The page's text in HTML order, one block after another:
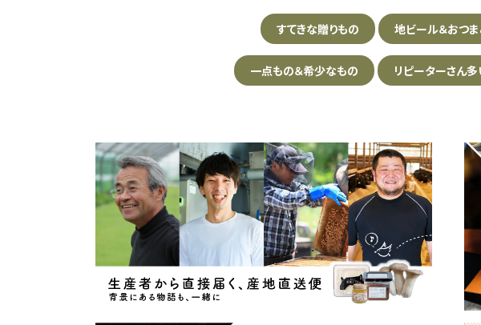
すてきな贈りもの 地ビール＆おつ
一点もの＆希少なもの リピーターさん